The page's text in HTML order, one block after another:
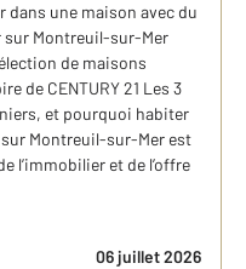
une maison avec du
Montreuil-sur-Mer
​de maison​s
de CENTURY 21 ​L​es 3
et pourquoi habiter
Montreuil-sur-Mer est
l’immobilier et de l’offre
06 juillet 2026